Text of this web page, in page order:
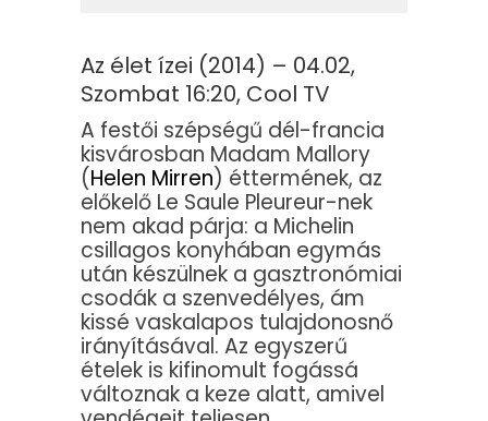
Az élet ízei (2014) – 04.02,
Szombat 16:20, Cool TV
A festői szépségű dél-francia
kisvárosban Madam Mallory
(Helen Mirren) éttermének, az
előkelő Le Saule Pleureur-nek
nem akad párja: a Michelin
csillagos konyhában egymás
után készülnek a gasztronómiai
csodák a szenvedélyes, ám
kissé vaskalapos tulajdonosnő
irányításával. Az egyszerű
ételek is kifinomult fogássá
változnak a keze alatt, amivel